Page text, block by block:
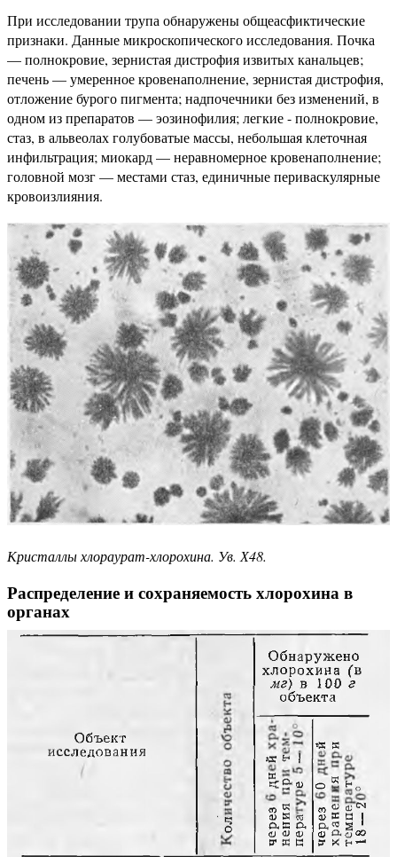
При исследовании трупа обнаружены общеасфиктические
признаки. Данные микроскопического исследования. Почка
— полнокровие, зернистая дистрофия извитых канальцев;
печень — умеренное кровенаполнение, зернистая дистрофия,
отложение бурого пигмента; надпочечники без изменений, в
одном из препаратов — эозинофилия; легкие - полнокровие,
стаз, в альвеолах голубоватые массы, небольшая клеточная
инфильтрация; миокард — неравномерное кровенаполнение;
головной мозг — местами стаз, единичные периваскулярные
кровоизлияния.
Кристаллы хлораурат-хлорохина. Ув. Х48.
Распределение и сохраняемость хлорохина в
органах